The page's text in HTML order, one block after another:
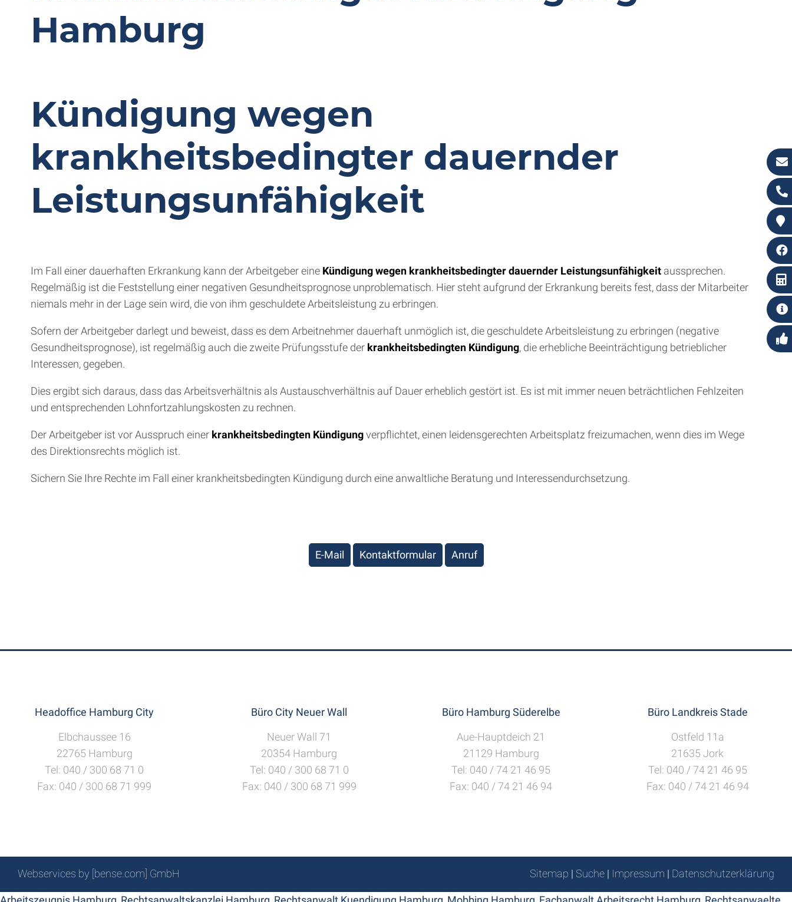
Hamburg
Kündigung wegen
krankheitsbedingter dauernder
Leistungsunfähigkeit
Im Fall einer dauerhaften Erkrankung kann der Arbeitgeber eine Kündigung wegen krankheitsbedingter dauernder Leistungsunfähigkeit aussprechen.
Regelmäßig ist die Feststellung einer negativen Gesundheitsprognose unproblematisch. Hier steht aufgrund der Erkrankung bereits fest, dass der Mitarbeiter
niemals mehr in der Lage sein wird, die von ihm geschuldete Arbeitsleistung zu erbringen.
Sofern der Arbeitgeber darlegt und beweist, dass es dem Arbeitnehmer dauerhaft unmöglich ist, die geschuldete Arbeitsleistung zu erbringen (negative
Gesundheitsprognose), ist regelmäßig auch die zweite Prüfungsstufe der krankheitsbedingten Kündigung, die erhebliche Beeinträchtigung betrieblicher
Interessen, gegeben.
Dies ergibt sich daraus, dass das Arbeitsverhältnis als Austauschverhältnis auf Dauer erheblich gestört ist. Es ist mit immer neuen beträchtlichen Fehlzeiten
und entsprechenden Lohnfortzahlungskosten zu rechnen.
Der Arbeitgeber ist vor Ausspruch einer krankheitsbedingten Kündigungverpflichtet, einen leidensgerechten Arbeitsplatz freizumachen, wenn dies im Wege
des Direktionsrechts möglich ist.
Sichern Sie Ihre Rechte im Fall einer krankheitsbedingten Kündigung durch eine anwaltliche Beratung und Interessendurchsetzung.
E-Mail Kontaktformular Anruf
Headoffice Hamburg City
Elbchaussee 16
22765 Hamburg
Tel: 040 / 300 68 71 0
Fax: 040 / 300 68 71 999
Büro City Neuer Wall
Neuer Wall 71
20354 Hamburg
Tel: 040 / 300 68 71 0
Fax: 040 / 300 68 71 999
Büro Hamburg Süderelbe
Aue-Hauptdeich 21
21129 Hamburg
Tel: 040 / 74 21 46 95
Fax: 040 / 74 21 46 94
Büro Landkreis Stade
Ostfeld 11a
21635 Jork
Tel: 040 / 74 21 46 95
Fax: 040 / 74 21 46 94
Webservices by [bense.com] GmbH Sitemap | Suche | Impressum | Datenschutzerklärung